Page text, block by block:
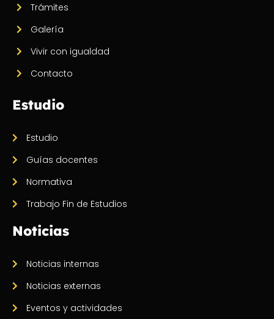
Trámites
Galería
Vivir con igualdad
Contacto
Estudio
Estudio
Guías docentes
Normativa
Trabajo Fin de Estudios
Noticias
Noticias internas
Noticias externas
Eventos y actividades